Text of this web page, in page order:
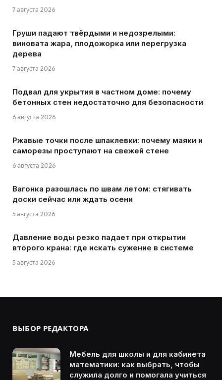
7 августа 2026
Груши падают твёрдыми и недозрелыми:
виновата жара, плодожорка или перегрузка
дерева
7 августа 2026
Подвал для укрытия в частном доме: почему
бетонных стен недостаточно для безопасности
6 августа 2026
Ржавые точки после шпаклевки: почему маяки и
саморезы проступают на свежей стене
6 августа 2026
Вагонка разошлась по швам летом: стягивать
доски сейчас или ждать осени
5 августа 2026
Давление воды резко падает при открытии
второго крана: где искать сужение в системе
5 августа 2026
ВЫБОР РЕДАКТОРА
Мебель для школы и для кабинета
математики: как выбрать, чтобы
служила долго и помогала учиться